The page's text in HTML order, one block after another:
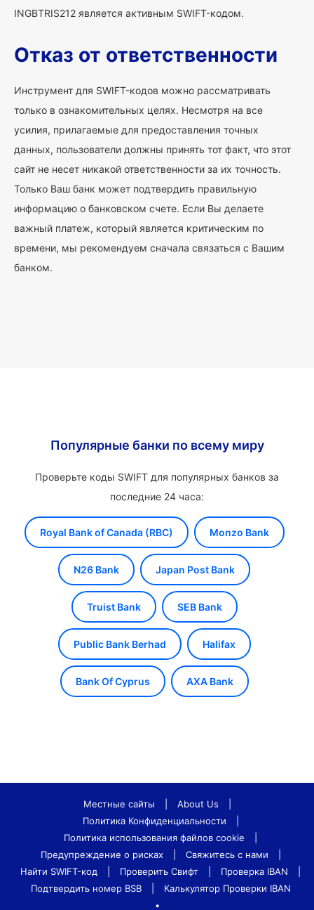
INGBTRIS212 является активным SWIFT-кодом.
Отказ от ответственности
Инструмент для SWIFT-кодов можно рассматривать
только в ознакомительных целях. Несмотря на все
усилия, прилагаемые для предоставления точных
данных, пользователи должны принять тот факт, что этот
сайт не несет никакой ответственности за их точность.
Только Ваш банк может подтвердить правильную
информацию о банковском счете. Если Вы делаете
важный платеж, который является критическим по
времени, мы рекомендуем сначала связаться с Вашим
банком.
Популярные банки по всему миру
Проверьте коды SWIFT для популярных банков за
последние 24 часа:
Royal Bank of Canada (RBC) Monzo Bank
N26 Bank Japan Post Bank
Truist Bank SEB Bank
Public Bank Berhad Halifax
Bank Of Cyprus AXA Bank
Местные сайты About Us
Политика Конфиденциальности
Политика использования файлов cookie
Предупреждение о рисках
Свяжитесь с нами
Найти SWIFT-код
Проверить Свифт Проверка IBAN
Подтвердить номер BSB
Калькулятор Проверки IBAN
•